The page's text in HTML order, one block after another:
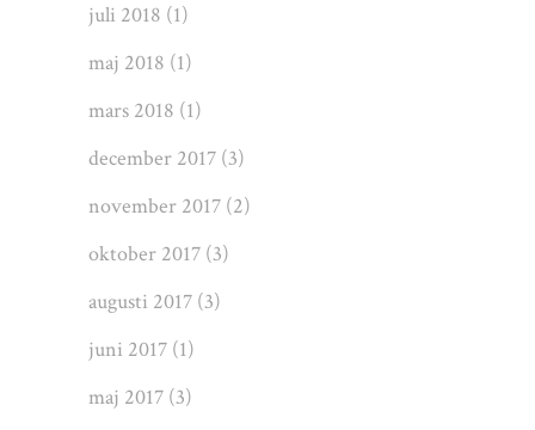
juli 2018 (1)
maj 2018 (1)
mars 2018 (1)
december 2017 (3)
november 2017 (2)
oktober 2017 (3)
augusti 2017 (3)
juni 2017 (1)
maj 2017 (3)